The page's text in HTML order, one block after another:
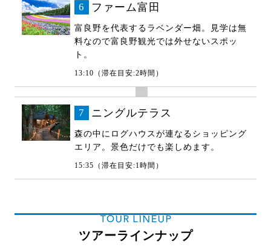
6 ファーム富田
富良野を代表するラベンダー畑。見学は無
料なので富良野観光では外せないスポッ
ト。
13:10（滞在目安:2時間）
7 ニングルテラス
森の中にログハウスが連なるショッピング
エリア。景色だけでも楽しめます。
15:35（滞在目安:1時間）
TOUR LINEUP
ツアーラインナップ